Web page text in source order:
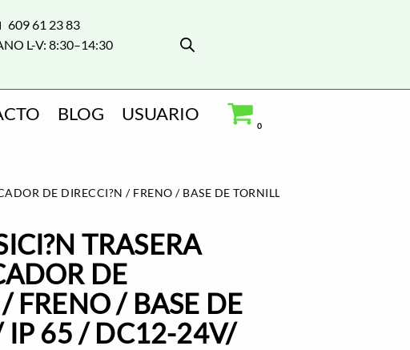
609 61 23 83
L-V: 8:30–14:30
BLOG USUARIO
0
DE DIRECCI?N / FRENO / BASE DE TORNILLO / IP 65 / DC12-24V/
TRASERA
DE
FRENO / BASE DE
IP 65 / DC12-24V/